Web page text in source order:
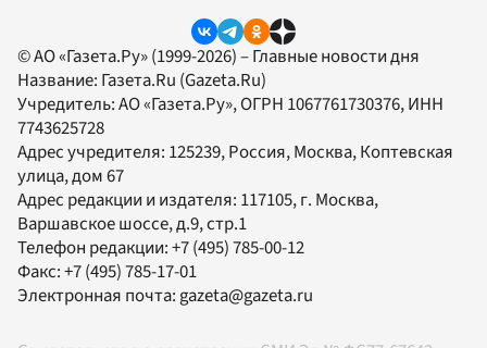
© АО «Газета.Ру» (1999-2026) – Главные новости дня
Название: Газета.Ru (Gazeta.Ru)
Учредитель:АО «Газета.Ру», ОГРН 1067761730376, ИНН
7743625728
Адрес учредителя: 125239, Россия, Москва, Коптевская
улица, дом 67
Адрес редакции и издателя: 117105, г. Москва,
Варшавское шоссе, д.9, стр.1
Телефон редакции:+7 (495) 785-00-12
Факс:+7 (495) 785-17-01
Электронная почта:gazeta@gazeta.ru